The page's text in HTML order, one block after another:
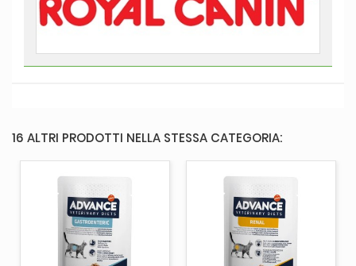
16 ALTRI PRODOTTI NELLA STESSA CATEGORIA: